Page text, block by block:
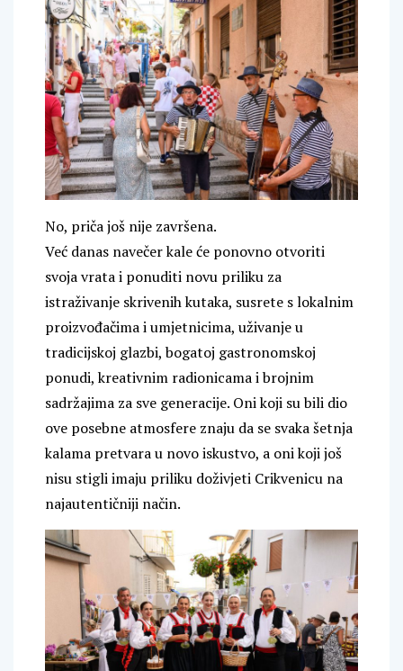
No, priča još nije završena.
Već danas navečer kale će ponovno otvoriti
svoja vrata i ponuditi novu priliku za
istraživanje skrivenih kutaka, susrete s lokalnim
proizvođačima i umjetnicima, uživanje u
tradicijskoj glazbi, bogatoj gastronomskoj
ponudi, kreativnim radionicama i brojnim
sadržajima za sve generacije. Oni koji su bili dio
ove posebne atmosfere znaju da se svaka šetnja
kalama pretvara u novo iskustvo, a oni koji još
nisu stigli imaju priliku doživjeti Crikvenicu na
najautentičniji način.